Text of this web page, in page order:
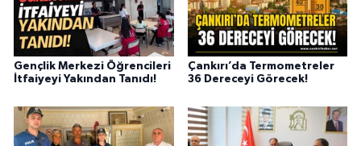
Gençlik Merkezi Öğrencileri
İtfaiyeyi Yakından Tanıdı!
Çankırı’da Termometreler
36 Dereceyi Görecek!